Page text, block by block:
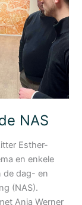
NAS
Esther-
en enkele
de dag- en
(NAS).
Anja Werner